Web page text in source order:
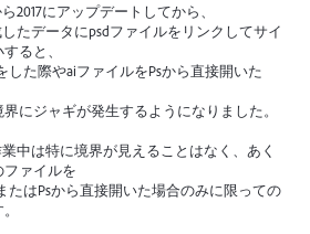
ら2017にアップデートしてから、
たデータにpsdファイルをリンクしてサイ
ると、
した際やaiファイルをPsから直接開いた
にジャギが発生するようになりました。
中は特に境界が見えることはなく、あく
ファイルを
たはPsから直接開いた場合のみに限っての